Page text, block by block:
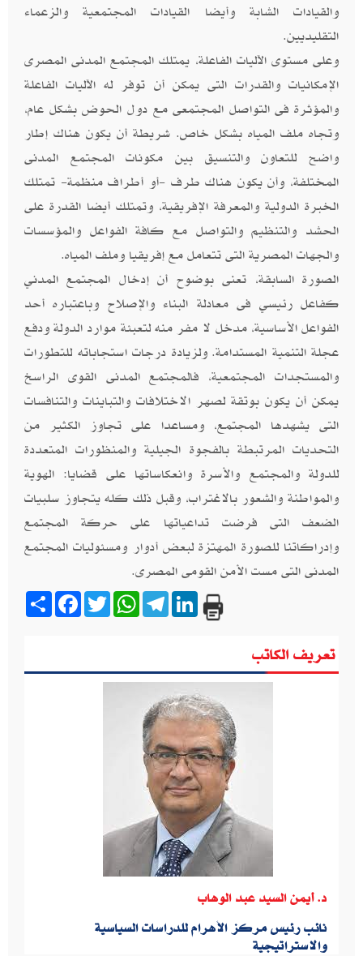
والقيادات الشابة وأيضا القيادات المجتمعية والزعماء
التقليديين.
وعلى مستوى الآليات الفاعلة، يمتلك المجتمع المدنى المصرى
الإمكانيات والقدرات التى يمكن أن توفر له الآليات الفاعلة
والمؤثرة فى التواصل المجتمعى مع دول الحوض بشكل عام،
وتجاه ملف المياه بشكل خاص. شريطة أن يكون هناك إطار
واضح للتعاون والتنسيق بين مكونات المجتمع المدنى
المختلفة، وأن يكون هناك طرف -أو أطراف منظمة- تمتلك
الخبرة الدولية والمعرفة الإفريقية، وتمتلك أيضا القدرة على
الحشد والتنظيم والتواصل مع كافة الفواعل والمؤسسات
والجهات المصرية التى تتعامل مع إفريقيا وملف المياه.
الصورة السابقة، تعنى بوضوح أن إدخال المجتمع المدني
كفاعل رئيسي فى معادلة البناء والإصلاح وباعتباره أحد
الفواعل الأساسية، مدخل لا مفر منه لتعبئة موارد الدولة ودفع
عجلة التنمية المستدامة. ولزيادة درجات استجاباته للتطورات
والمستجدات المجتمعية، فالمجتمع المدنى القوى الراسخ
يمكن أن يكون بوتقة لصهر الاختلافات والتباينات والتنافسات
التى يشهدها المجتمع، ومساعدا على تجاوز الكثير من
التحديات المرتبطة بالفجوة الجيلية والمنظورات المتعددة
للدولة والمجتمع والأسرة وانعكاساتها على قضايا: الهوية
والمواطنة والشعور بالاغتراب، وقبل ذلك كله يتجاوز سلبيات
الضعف التى فرضت تداعياتها على حركة المجتمع
وإدراكاتنا للصورة المهتزة لبعض أدوار ومسئوليات المجتمع
المدنى التى مست الأمن القومى المصرى.
Share
FacebookTwitter
WhatsApp
Telegram
LinkedIn
تعريف الكاتب
د‮. ‬أيمن السيد عبد الوهاب
نائب رئيس مركز الأهرام للدراسات السياسية
والاستراتيجية